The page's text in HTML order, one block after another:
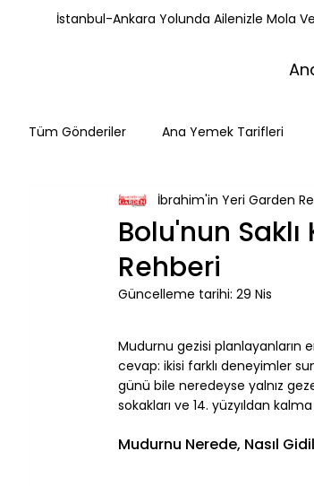
İstanbul-Ankara Yolunda Ailenizle Mola
Tüm Gönderiler Ana Yemek Tarifleri
Misafirlerimiz Kahvaltı Tarifleri
Mola Noktaları Bolu Mutfağı
Bolu'nun
Rehberi
İbrahim'in Yeri Garden
Güncelleme tarihi: 29 Nis
Mudurnu gezisi planlayanların
cevap: ikisi farklı deneyimler
günü bile neredeyse yalnız
sokakları ve 14. yüzyıldan
Mudurnu Nerede, Nasıl